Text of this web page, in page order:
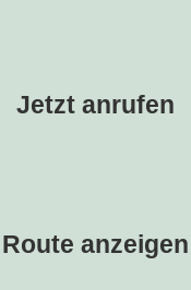
Jetzt anrufen
Route anzeigen